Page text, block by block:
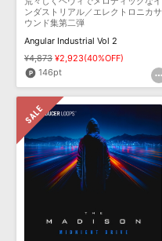
ンダストリアル／エレクトロニカサ
ウンド集第二弾
Angular Industrial Vol 2
¥4,873 ¥2,923(40%OFF)
146pt